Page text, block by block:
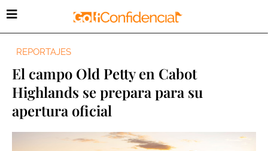
REPORTAJES
El campo Old Petty en Cabot
Highlands se prepara para su
apertura oficial